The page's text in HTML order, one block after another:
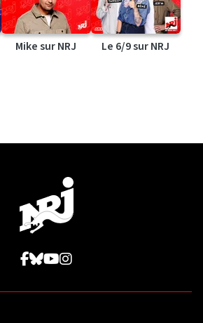
Mike sur NRJ Le 6/9 sur NRJ